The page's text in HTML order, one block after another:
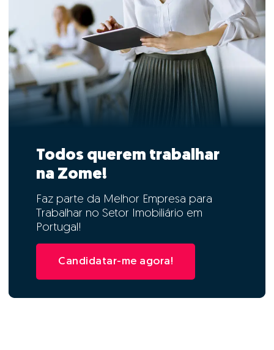
Todos querem trabalhar
na Zome!
Faz parte da Melhor Empresa para
Trabalhar no Setor Imobiliário em
Portugal!
Candidatar-me agora!